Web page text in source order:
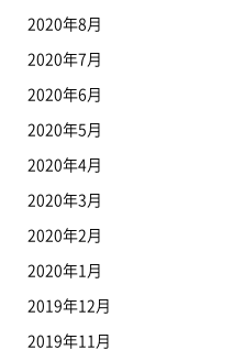
2020年8月
2020年7月
2020年6月
2020年5月
2020年4月
2020年3月
2020年2月
2020年1月
2019年12月
2019年11月